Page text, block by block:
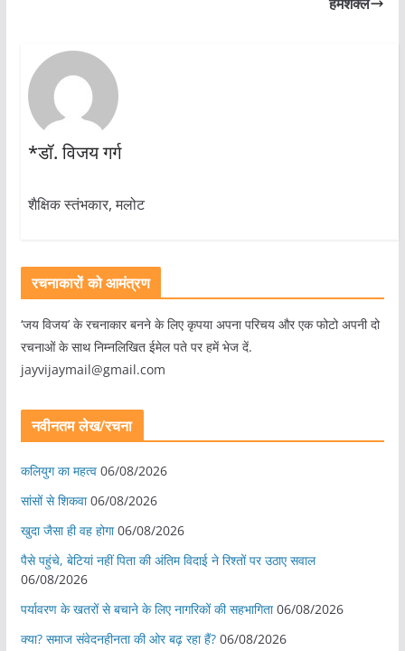
हमशक्ल
*डॉ. विजय गर्ग
शैक्षिक स्तंभकार, मलोट
रचनाकारों को आमंत्रण
‘जय विजय’ के रचनाकार बनने के लिए कृपया अपना परिचय और एक फोटो अपनी दो
रचनाओं के साथ निम्नलिखित ईमेल पते पर हमें भेज दें.
jayvijaymail@gmail.com
नवीनतम लेख/रचना
कलियुग का महत्व 06/08/2026
सांसों से शिकवा 06/08/2026
खुदा जैसा ही वह होगा 06/08/2026
पैसे पहुंचे, बेटियां नहीं पिता की अंतिम विदाई ने रिश्तों पर उठाए सवाल
06/08/2026
पर्यावरण के खतरों से बचाने के लिए नागरिकों की सहभागिता 06/08/2026
क्या? समाज संवेदनहीनता की ओर बढ़ रहा हैं? 06/08/2026